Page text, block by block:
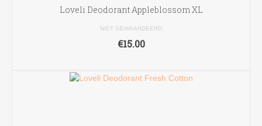
Loveli Deodorant Appleblossom XL
NIET GEWAARDEERD
€15.00